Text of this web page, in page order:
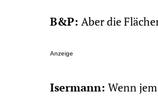
B&P: Aber die
Anzeige
Isermann: Wenn